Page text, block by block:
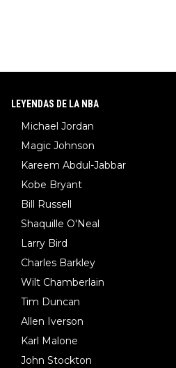
LEYENDAS DE LA NBA
Michael Jordan
Magic Johnson
Kareem Abdul-Jabbar
Kobe Bryant
Bill Russell
Shaquille O'Neal
Larry Bird
Charles Barkley
Wilt Chamberlain
Tim Duncan
Allen Iverson
Karl Malone
John Stockton